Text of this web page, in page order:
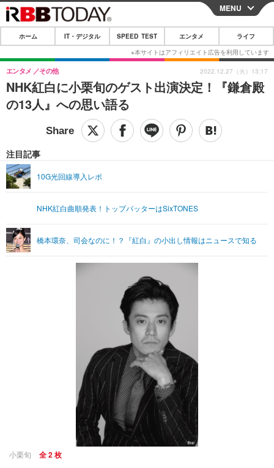
CLOSE
ホーム
IT・デジタル
IT・デジタルTOP スマートフォン
ショッピング その他
SPEED TEST
エンタメTOP 映画・ドラマ
グラビア
ショッピング その他
ライフTOP
リリース一覧
MENU
ホーム IT・デジタル SPEED TEST エンタメ ライフ
NHK紅白に小栗旬のゲスト出演決定！『鎌倉殿
の13人』への思い語る
エンタメ その他
注目記事
10G光回線導入レポ
NHK紅白曲順発表！トップバッターはSixTONES
橋本環奈、司会なのに！？『紅白』の小出し情報はニュースで知る
2022.12.27（火）13:17
小栗旬 全 2 枚